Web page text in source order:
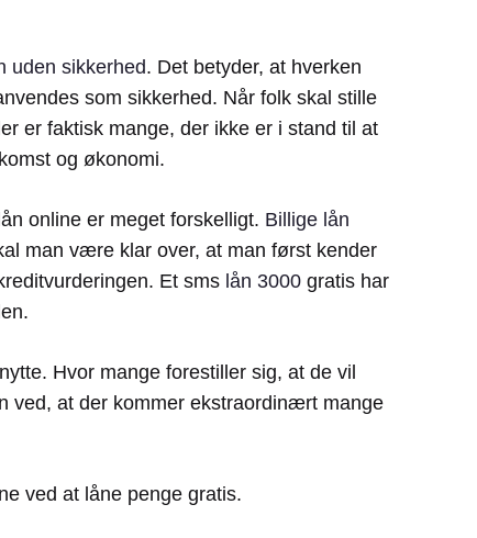
uden sikkerhed. Det betyder, at hverken
som sikkerhed. Når folk skal stille
er faktisk mange, der ikke er i stand til at
og økonomi.
online er meget forskelligt. Billige lån
man være klar over, at man først kender
Et sms lån 3000 gratis har
Hvor mange forestiller sig, at de vil
ved, at der kommer ekstraordinært mange
ved at låne penge gratis.